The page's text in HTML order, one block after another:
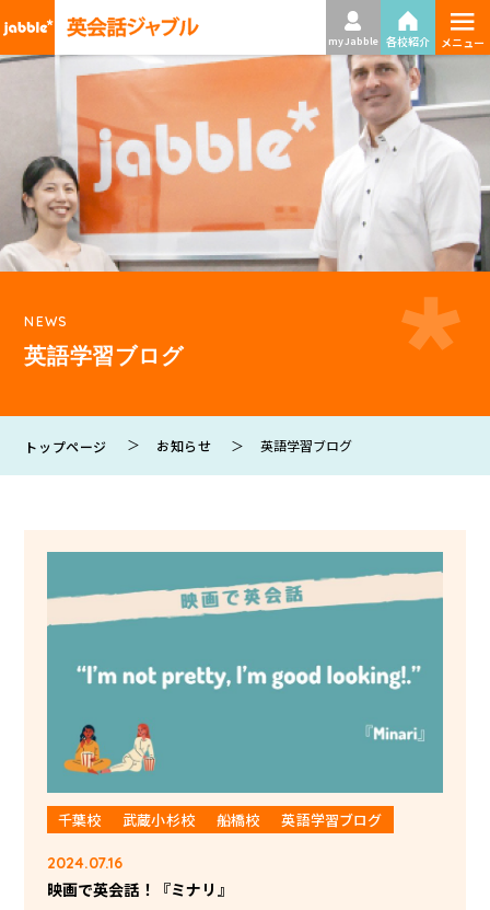
my Jabble 各校紹介 ≡
メニュー
NEWS
英語学習ブログ
トップページ お知らせ 英語学習ブログ
千葉校 武蔵小杉校 船橋校 英語学習ブログ
2024.07.16
映画で英会話！『ミナリ』